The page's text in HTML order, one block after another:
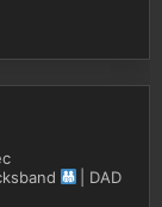
| DAD